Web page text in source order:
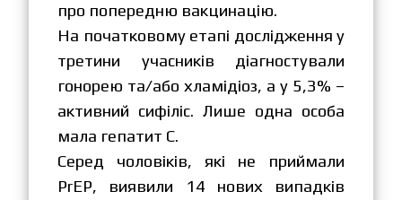
про попередню вакцинацію.
На початковому етапі дослідження у
третини учасників діагностували
гонорею та/або хламідіоз, а у 5,3% –
активний сифіліс. Лише одна особа
мала гепатит С.
Серед чоловіків, які не приймали
PrEP, виявили 14 нових випадків